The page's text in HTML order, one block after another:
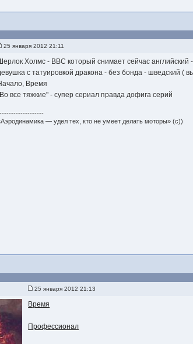
25 января 2012 21:11
Холмс - ВВС который снимает сейчас английский
с татуировкой дракона - без бонда - шведский (
Время
все тяжкие" - супер сериал правда дофига серий
— удел тех, кто не умеет делать моторы» (с))
25 января 2012 21:13
Время
Профессионал